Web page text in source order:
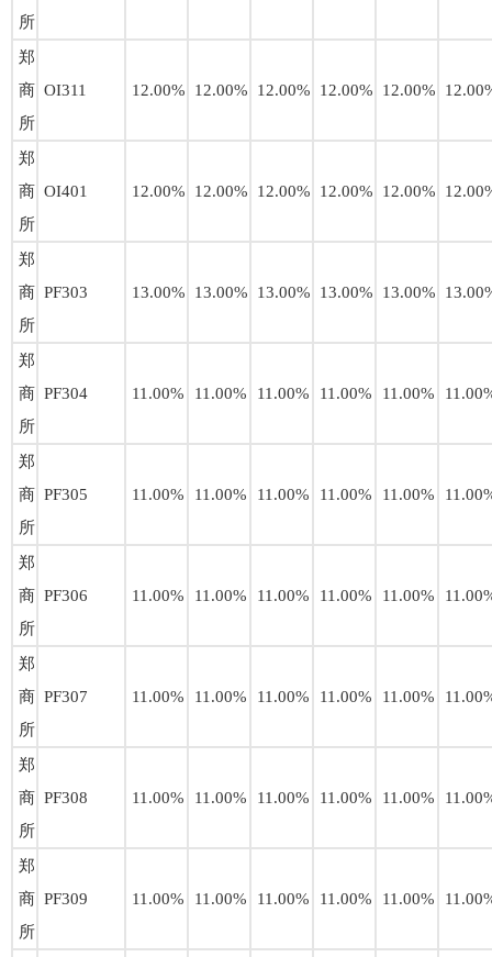
所
郑
商
所
OI311 12.00% 12.00% 12.00% 12.00% 12.00%
郑
商
所
OI401 12.00% 12.00% 12.00% 12.00% 12.00%
郑
商
所
PF303 13.00% 13.00% 13.00% 13.00% 13.00%
郑
商
所
PF304 11.00% 11.00% 11.00% 11.00% 11.00%
郑
商
所
PF305 11.00% 11.00% 11.00% 11.00% 11.00%
郑
商
所
PF306 11.00% 11.00% 11.00% 11.00% 11.00%
郑
商
所
PF307 11.00% 11.00% 11.00% 11.00% 11.00%
郑
商
所
PF308 11.00% 11.00% 11.00% 11.00% 11.00%
郑
商
所
PF309 11.00% 11.00% 11.00% 11.00% 11.00%